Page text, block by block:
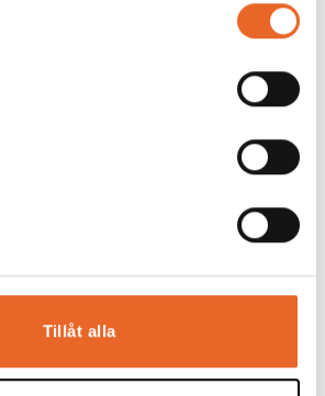
Tillåt alla
Tält R12,5-XXL 12,5x25m